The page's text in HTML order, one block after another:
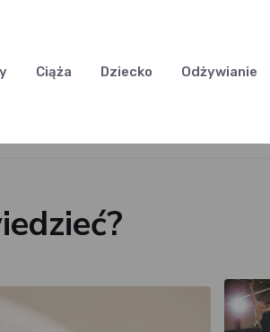
Ciąża Dziecko Odżywianie